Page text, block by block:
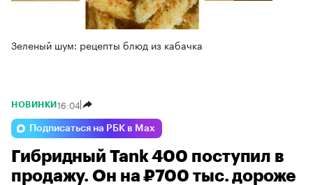
Зеленый шум: рецепты блюд из кабачка
НОВИНКИ 16:04
Подписаться на РБК в Max
Гибридный Tank 400 поступил в
продажу. Он на ₽700 тыс. дороже